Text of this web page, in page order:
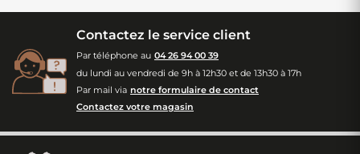
Contactez le service client
Par téléphone au 04 26 94 00 39
du lundi au vendredi de 9h à 12h30 et de 13h30 à 17h
Par mail via notre formulaire de contact
Contactez votre magasin